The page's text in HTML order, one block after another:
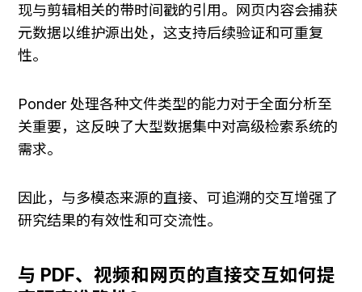
现与剪辑相关的带时间戳的引用。网页内容会捕获
元数据以维护源出处，这支持后续验证和可重复
性。
Ponder 处理各种文件类型的能力对于全面分析至
关重要，这反映了大型数据集中对高级检索系统的
需求。
因此，与多模态来源的直接、可追溯的交互增强了
研究结果的有效性和可交流性。
与 PDF、视频和网页的直接交互如何提